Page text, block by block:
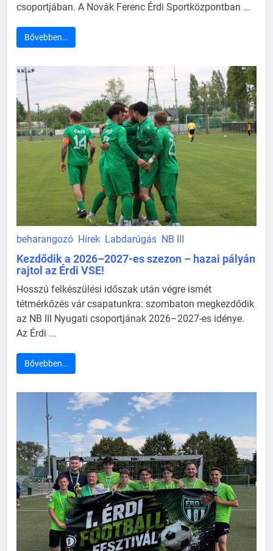
csoportjában. A Novák Ferenc Érdi Sportközpontban ...
Bővebben…
beharangozó Hírek Labdarúgás NB III
Kezdődik a 2026–2027-es szezon – hazai pályán
rajtol az Érdi VSE!
Hosszú felkészülési időszak után végre ismét
tétmérkőzés vár csapatunkra: szombaton megkezdődik
az NB III Nyugati csoportjának 2026–2027-es idénye.
Az Érdi ...
Bővebben…